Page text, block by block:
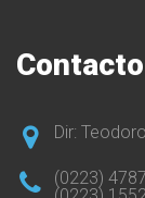
Contacto
Dir:
(0223)